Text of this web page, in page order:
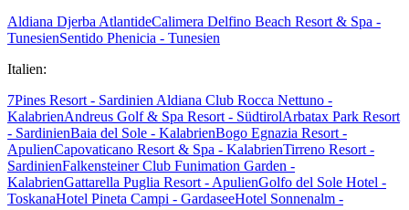
Aldiana Djerba AtlantideCalimera Delfino Beach Resort & Spa -
TunesienSentido Phenicia - Tunesien
Italien:
7Pines Resort - Sardinien Aldiana Club Rocca Nettuno -
KalabrienAndreus Golf & Spa Resort - SüdtirolArbatax Park Resort
- SardinienBaia del Sole - KalabrienBogo Egnazia Resort -
ApulienCapovaticano Resort & Spa - KalabrienTirreno Resort -
SardinienFalkensteiner Club Funimation Garden -
KalabrienGattarella Puglia Resort - ApulienGolfo del Sole Hotel -
ToskanaHotel Pineta Campi - GardaseeHotel Sonnenalm -